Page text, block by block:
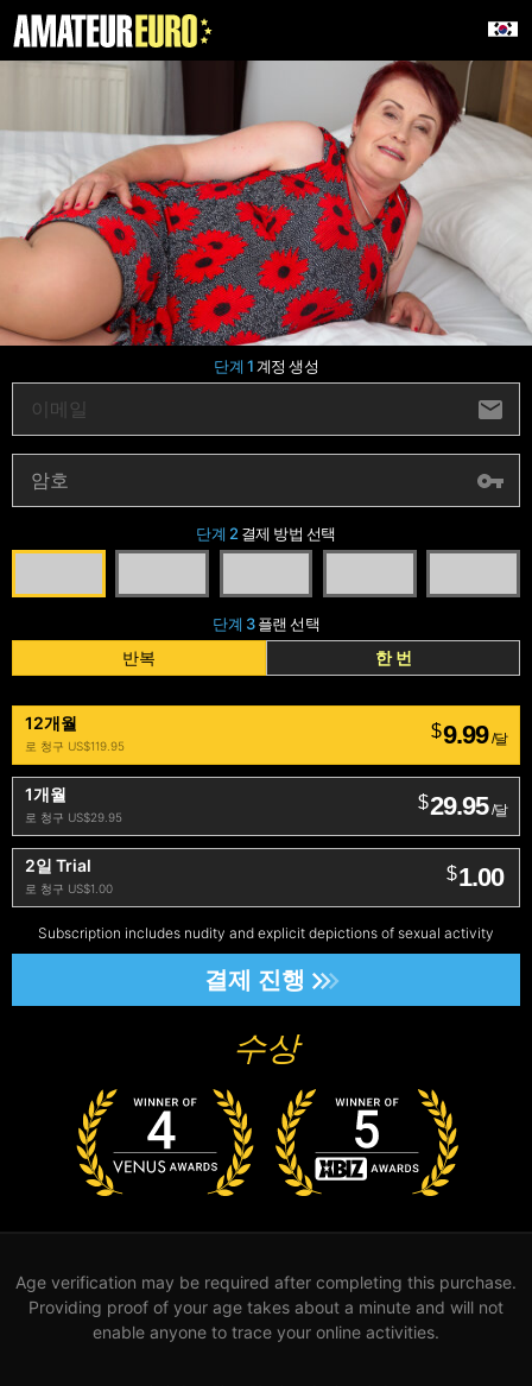
단계 1 계정 생성
단계 2 결제 방법 선택
단계 3플랜 선택
반복 한 번
12개월
로 청구 US$119.95
$9.99 /달
1개월
로 청구 US$29.95
$29.95 /달
2일 Trial
로 청구 US$1.00
$1.00
Subscription includes nudity and explicit depictions of sexual activity
결제 진행
수상
Age verification may be required after completing this purchase.
Providing proof of your age takes about a minute and will not
enable anyone to trace your online activities.